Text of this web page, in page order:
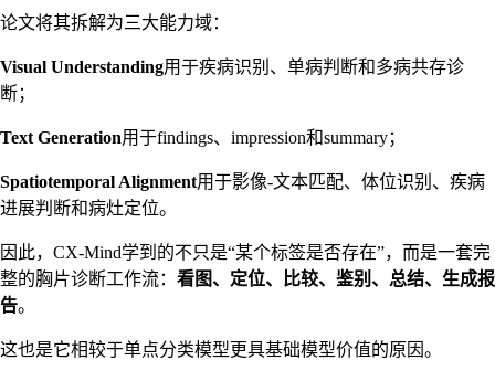
论文将其拆解为三大能力域：
Visual Understanding用于疾病识别、单病判断和多病共存诊
断；
Text Generation用于findings、impression和summary；
Spatiotemporal Alignment用于影像-文本匹配、体位识别、疾病
进展判断和病灶定位。
因此，CX-Mind学到的不只是“某个标签是否存在”，而是一套完
整的胸片诊断工作流： 看图、定位、比较、鉴别、总结、生成报
告。
这也是它相较于单点分类模型更具基础模型价值的原因。